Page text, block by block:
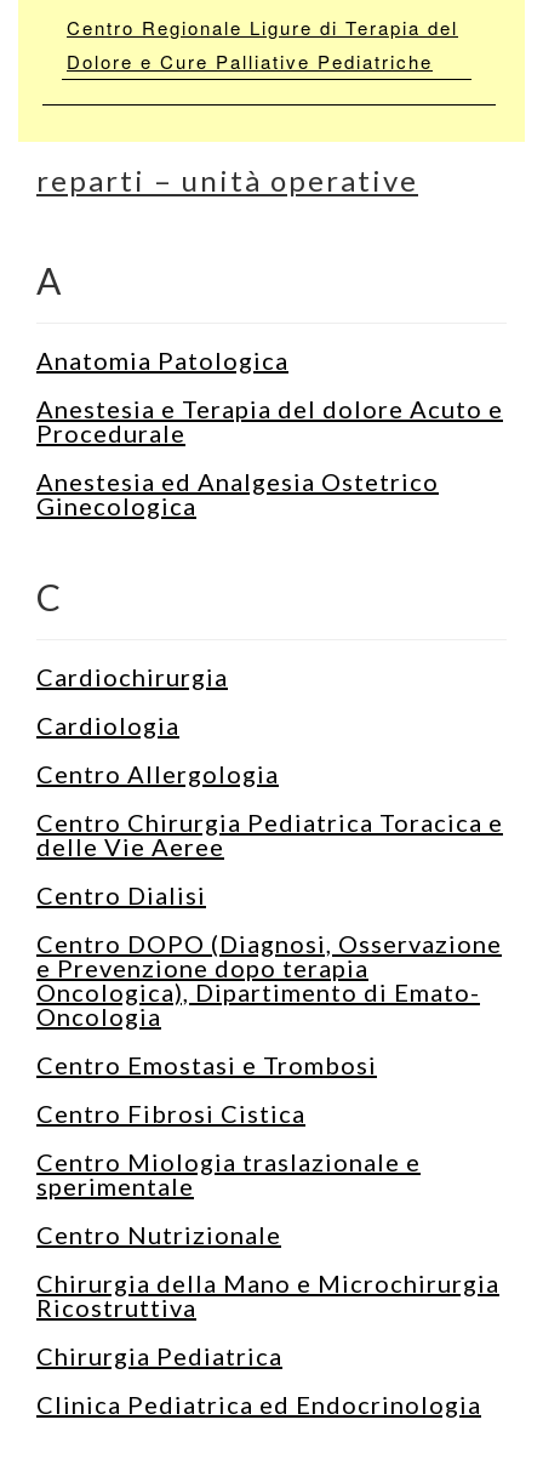
Centro Regionale Ligure di Terapia del
Dolore e Cure Palliative Pediatriche
reparti – unità operative
A
Anatomia Patologica
Anestesia e Terapia del dolore Acuto e
Procedurale
Anestesia ed Analgesia Ostetrico
Ginecologica
C
Cardiochirurgia
Cardiologia
Centro Allergologia
Centro Chirurgia Pediatrica Toracica e
delle Vie Aeree
Centro Dialisi
Centro DOPO (Diagnosi, Osservazione
e Prevenzione dopo terapia
Oncologica), Dipartimento di Emato-
Oncologia
Centro Emostasi e Trombosi
Centro Fibrosi Cistica
Centro Miologia traslazionale e
sperimentale
Centro Nutrizionale
Chirurgia della Mano e Microchirurgia
Ricostruttiva
Chirurgia Pediatrica
Clinica Pediatrica ed Endocrinologia